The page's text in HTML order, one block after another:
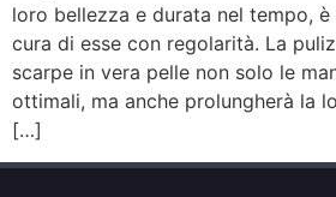
loro bellezza e durata nel tempo, è
cura di esse con regolarità. La
scarpe in vera pelle non solo le
ottimali, ma anche prolungherà la
[…]